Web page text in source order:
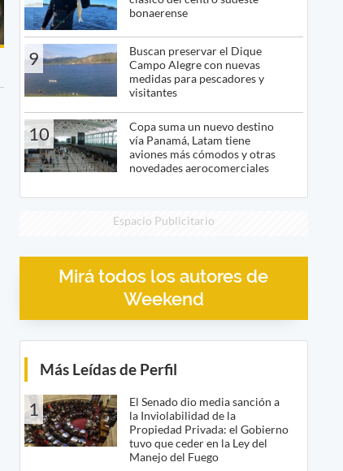
bonaerense
9
Buscan preservar el Dique
Campo Alegre con nuevas
medidas para pescadores y
visitantes
10
Copa suma un nuevo destino
vía Panamá, Latam tiene
aviones más cómodos y otras
novedades aerocomerciales
Espacio Publicitario
Mirá todos los autores de
Weekend
Más Leídas de Perfil
1
El Senado dio media sanción a
la Inviolabilidad de la
Propiedad Privada: el Gobierno
tuvo que ceder en la Ley del
Manejo del Fuego